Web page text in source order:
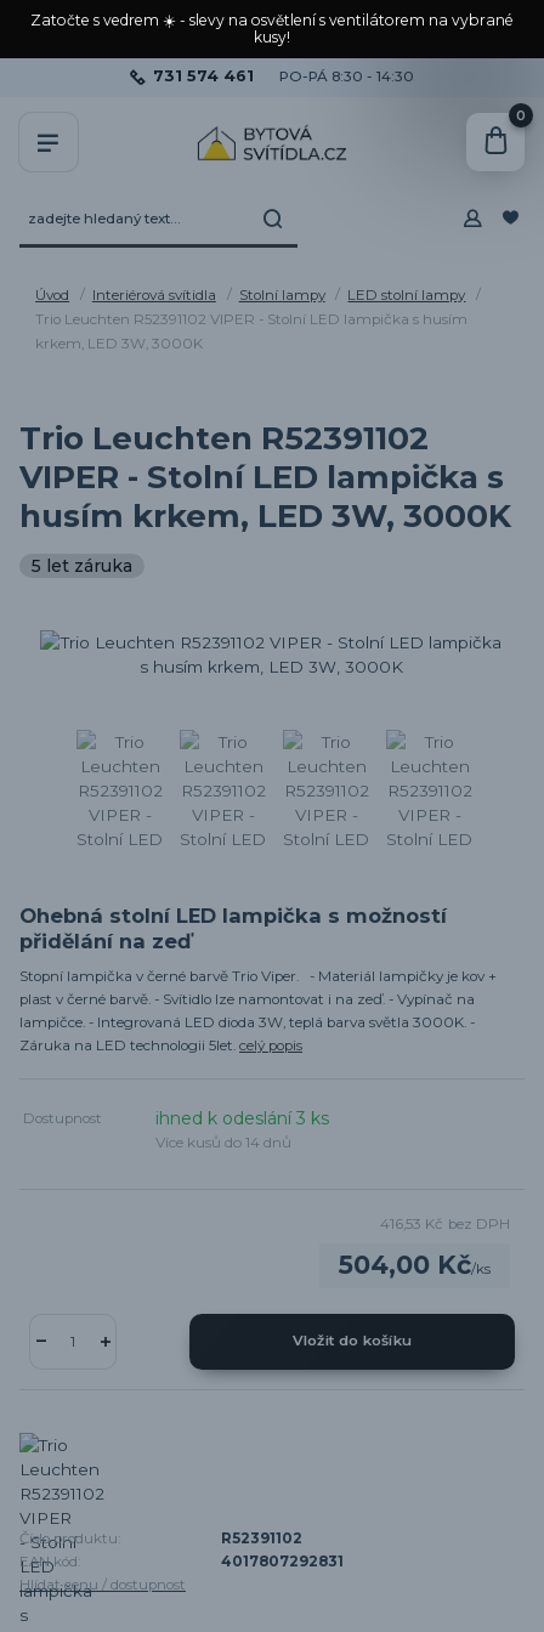
Zatočte s vedrem ☀️ - slevy na osvětlení s ventilátorem na vybrané
kusy!
731 574 461 PO-PÁ 8:30 - 14:30
0
Úvod Interiérová svítidla Stolní lampy
LED stolní lampy
Trio Leuchten R52391102 VIPER - Stolní LED lampička s husím
krkem, LED 3W, 3000K
Trio Leuchten R52391102
VIPER - Stolní LED lampička s
husím krkem, LED 3W, 3000K
5 let záruka
Ohebná stolní LED lampička s možností
přidělání na zeď
Stopní lampička v černé barvě Trio Viper. - Materiál lampičky je kov +
plast v černé barvě. - Svítidlo lze namontovat i na zeď. - Vypínač na
lampičce. - Integrovaná LED dioda 3W, teplá barva světla 3000K. -
Záruka na LED technologii 5let. celý popis
Dostupnost ihned k odeslání 3 ks
Více kusů do 14 dnů
504,00 Kč/ks
416,53 Kč bez DPH
Vložit do košíku
Číslo produktu:
R52391102
EAN kód:
4017807292831
Hlídat cenu / dostupnost